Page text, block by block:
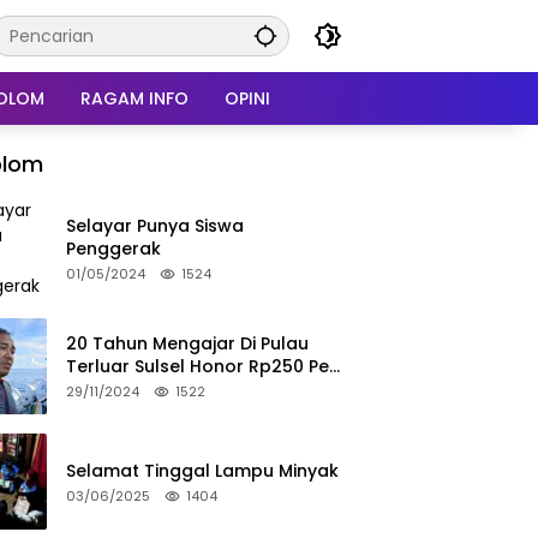
RAGAM INFO OPINI
Selayar Punya Siswa
Penggerak
01/05/2024 1524
20 Tahun Mengajar Di Pulau
Terluar Sulsel Honor Rp250 Per
Bulan
29/11/2024 1522
Selamat Tinggal Lampu Minyak
03/06/2025 1404